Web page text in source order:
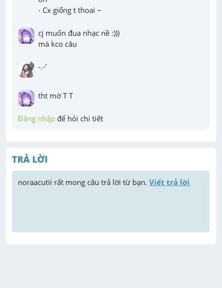
- Cx giống t thoai ~
cj muốn đua nhạc nề :)))
mà kco câu
-.-'
tht mờ T T
Đăng nhập để hỏi chi tiết
TRẢ LỜI
noraacutii rất mong câu trả lời từ bạn. Viết trả lời